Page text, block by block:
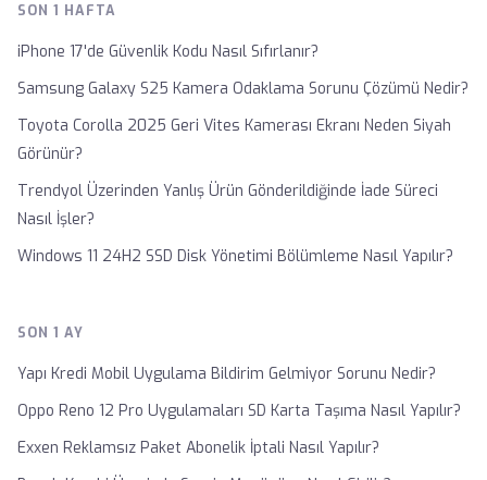
SON 1 HAFTA
iPhone 17'de Güvenlik Kodu Nasıl Sıfırlanır?
Samsung Galaxy S25 Kamera Odaklama Sorunu Çözümü Nedir?
Toyota Corolla 2025 Geri Vites Kamerası Ekranı Neden Siyah
Görünür?
Trendyol Üzerinden Yanlış Ürün Gönderildiğinde İade Süreci
Nasıl İşler?
Windows 11 24H2 SSD Disk Yönetimi Bölümleme Nasıl Yapılır?
SON 1 AY
Yapı Kredi Mobil Uygulama Bildirim Gelmiyor Sorunu Nedir?
Oppo Reno 12 Pro Uygulamaları SD Karta Taşıma Nasıl Yapılır?
Exxen Reklamsız Paket Abonelik İptali Nasıl Yapılır?